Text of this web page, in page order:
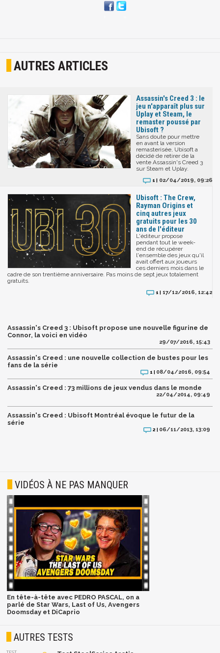
AUTRES ARTICLES
Assassin's Creed 3 : le
jeu n'apparaît plus sur
Uplay et Steam, le
remaster poussé par
Ubisoft ?
Sans doute pour mettre
en avant la version
remasterisée, Ubisoft a
décidé de retirer de la
vente Assassin's Creed 3
sur Steam et Uplay.
1 | 02/04/2019, 09:26
Ubisoft : The Crew,
Rayman Origins et
cinq autres jeux
gratuits pour les 30
ans de l'éditeur
L'éditeur propose
pendant tout le week-
end de récupérer
l'ensemble des jeux qu'il
avait offert aux joueurs
ces derniers mois dans le
cadre de son trentième anniversaire. Pas moins de sept jeux totalement
gratuits.
1 | 17/12/2016, 12:42
Assassin's Creed 3 : Ubisoft propose une nouvelle figurine de
Connor, la voici en vidéo
29/07/2016, 15:43
Assassin's Creed : une nouvelle collection de bustes pour les
fans de la série
1 | 08/04/2016, 09:54
Assassin's Creed : 73 millions de jeux vendus dans le monde
22/04/2014, 09:49
Assassin's Creed : Ubisoft Montréal évoque le futur de la
série
2 | 06/11/2013, 13:09
VIDÉOS À NE PAS MANQUER
En tête-à-tête avec PEDRO PASCAL, on a
parlé de Star Wars, Last of Us, Avengers
Doomsday et DiCaprio
AUTRES TESTS